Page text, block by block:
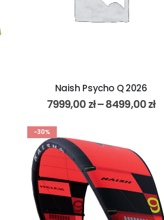
Naish Psycho Q 2026
7999,00 zł–8499,00zł
-30%